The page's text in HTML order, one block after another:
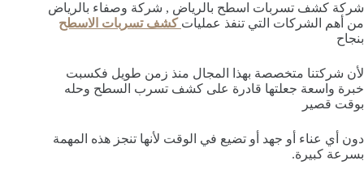
شركة كشف تسربات اسطح بالرياض , شركة وصفاء بالرياض
من أهم الشركات التي تنفذ عمليات كشف تسربات الاسطح
بنجاح
لأن شركتنا متخصصة بهذا المجال منذ زمن طويل فكسبت
خبرة واسعة جعلتها قادرة على كشف تسرب السطح وحله
بوقت قصير
دون أي عناء أو جهد أو تضيع في الوقت لأنها تنجز هذه المهمة
بسرعة كبيرة.